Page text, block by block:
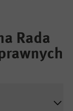
Rada